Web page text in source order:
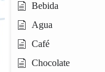
Bebida
Agua
Café
Chocolate